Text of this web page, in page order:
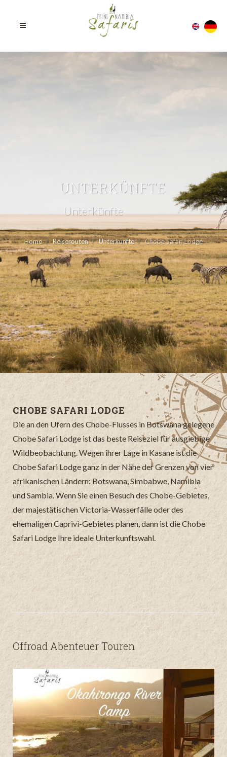
UNTERKÜNFTE
Unterkünfte
Home Reiserouten Unterkünfte Chobe Safari Lodge
CHOBE SAFARI LODGE
Die an den Ufern des Chobe-Flusses in Botswana gelegene
Chobe Safari Lodge ist das beste Reiseziel für ausgiebige
Wildbeobachtung. Wegen ihrer Lage in Kasane ist die
Chobe Safari Lodge ganz in der Nähe der Grenzen von vier
afrikanischen Ländern: Botswana, Simbabwe, Namibia
und Sambia. Wenn Sie einen Besuch des Chobe-Gebietes,
der majestätischen Victoria-Wasserfälle oder des
ehemaligen Caprivi-Gebietes planen, dann ist die Chobe
Safari Lodge Ihre ideale Unterkunftswahl.
Offroad Abenteuer Touren